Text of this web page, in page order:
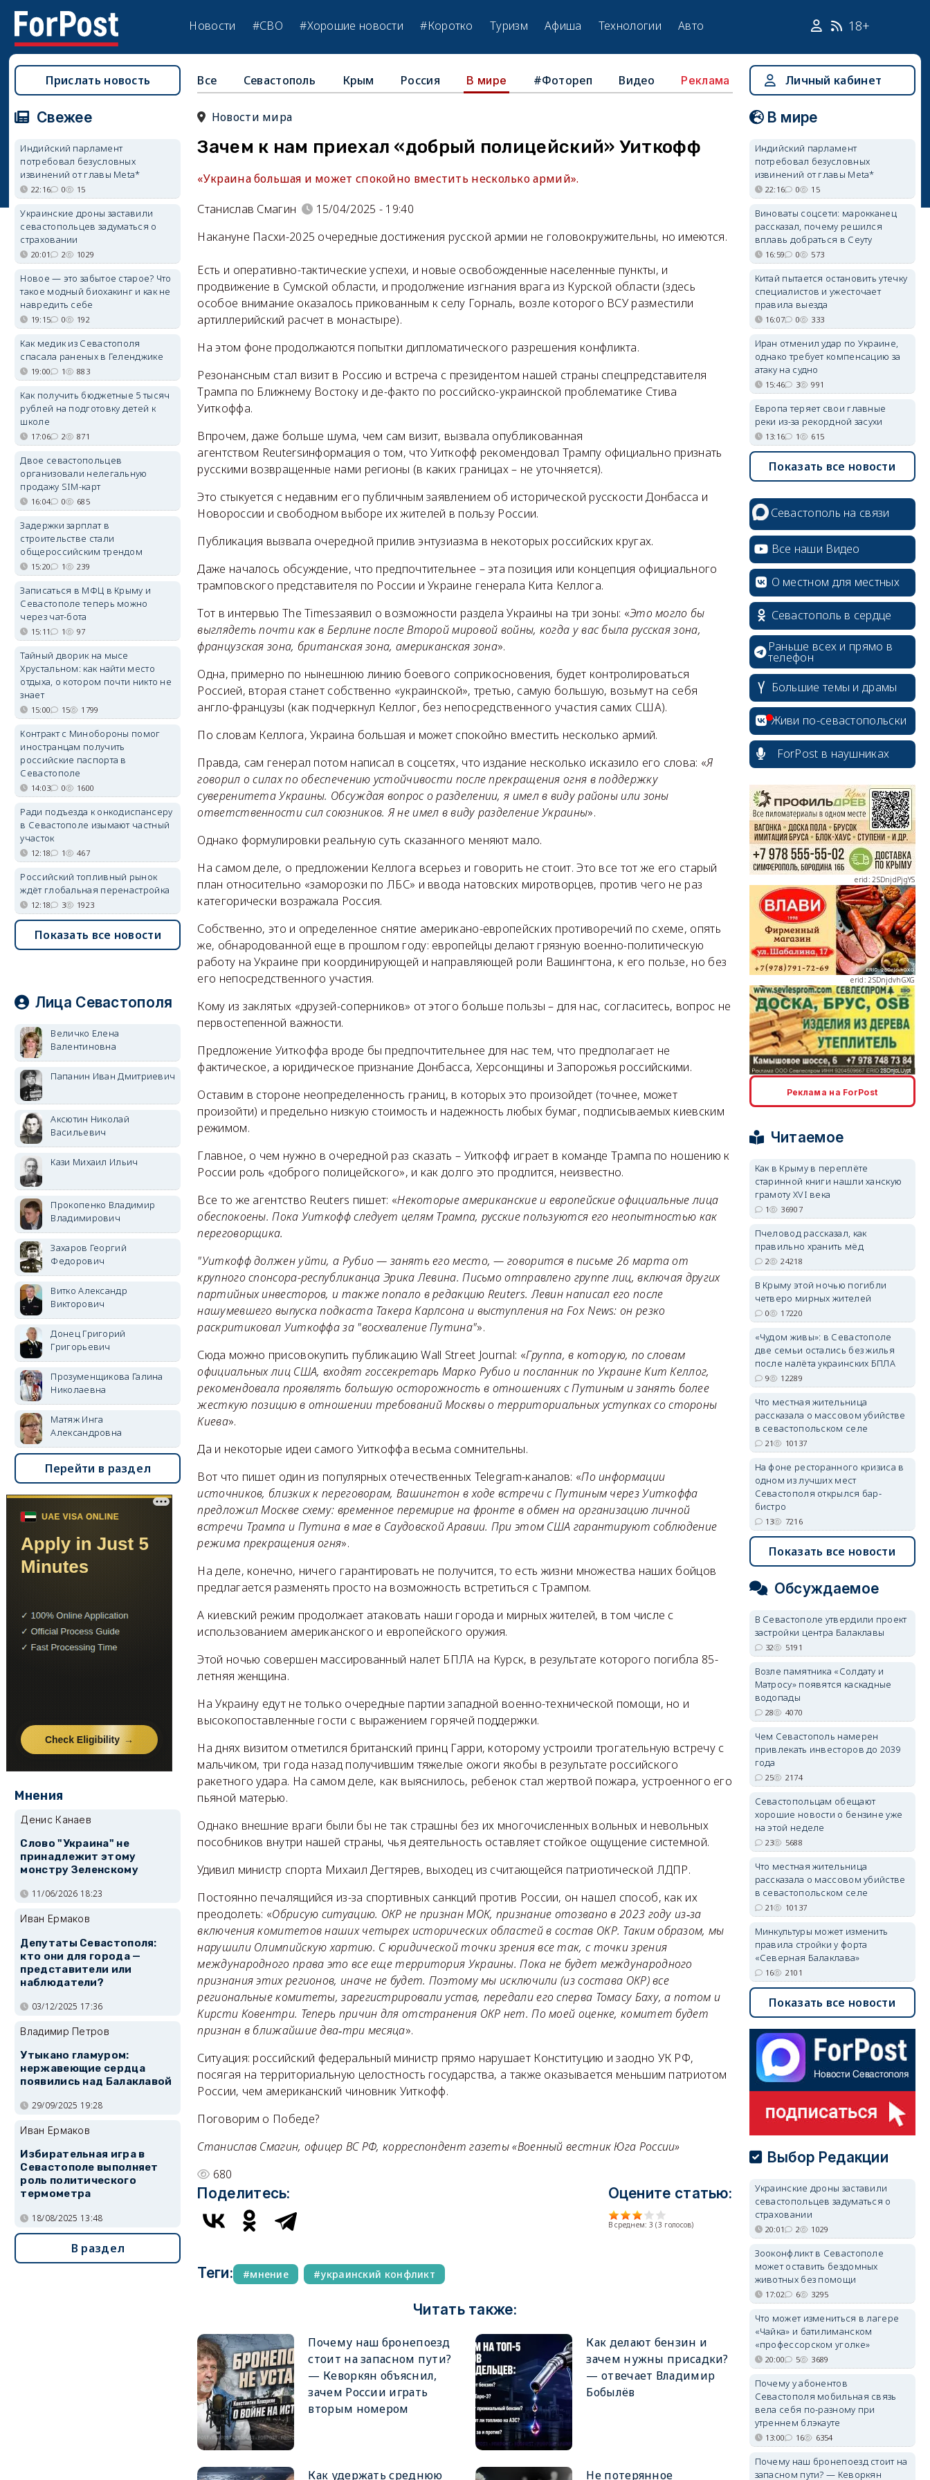
Новости #СВО #Хорошие новости #Коротко Туризм Афиша Технологии Авто 18+
Все Севастополь Крым Россия В мире #Фотореп Видео Реклама
Новости мира
Зачем к нам приехал «добрый полицейский» Уиткофф
«Украина большая и может спокойно вместить несколько армий».
Станислав Смагин
15/04/2025 - 19:40
Накануне Пасхи-2025 очередные достижения русской армии не головокружительны, но имеются.
Есть и оперативно-тактические успехи, и новые освобожденные населенные пункты, и
продвижение в Сумской области, и продолжение изгнания врага из Курской области (здесь
особое внимание оказалось прикованным к селу Горналь, возле которого ВСУ разместили
артиллерийский расчет в монастыре).
На этом фоне продолжаются попытки дипломатического разрешения конфликта.
Резонансным стал визит в Россию и встреча с президентом нашей страны спецпредставителя
Трампа по Ближнему Востоку и де-факто по российско-украинской проблематике Стива
Уиткоффа.
Впрочем, даже больше шума, чем сам визит, вызвала опубликованная
агентством Reutersинформация о том, что Уиткофф рекомендовал Трампу официально признать
русскими возвращенные нами регионы (в каких границах – не уточняется).
Это стыкуется с недавним его публичным заявлением об исторической русскости Донбасса и
Новороссии и свободном выборе их жителей в пользу России.
Публикация вызвала очередной прилив энтузиазма в некоторых российских кругах.
Даже началось обсуждение, что предпочтительнее – эта позиция или концепция официального
трамповского представителя по России и Украине генерала Кита Келлога.
Тот в интервью The Timesзаявил о возможности раздела Украины на три зоны: «Это могло бы
выглядеть почти как в Берлине после Второй мировой войны, когда у вас была русская зона,
французская зона, британская зона, американская зона».
Одна, примерно по нынешнюю линию боевого соприкосновения, будет контролироваться
Россией, вторая станет собственно «украинской», третью, самую большую, возьмут на себя
англо-французы (как подчеркнул Келлог, без непосредственного участия самих США).
По словам Келлога, Украина большая и может спокойно вместить несколько армий.
Правда, сам генерал потом написал в соцсетях, что издание несколько исказило его слова: «Я
говорил о силах по обеспечению устойчивости после прекращения огня в поддержку
суверенитета Украины. Обсуждая вопрос о разделении, я имел в виду районы или зоны
ответственности сил союзников. Я не имел в виду разделение Украины».
Однако формулировки реальную суть сказанного меняют мало.
На самом деле, о предложении Келлога всерьез и говорить не стоит. Это все тот же его старый
план относительно «заморозки по ЛБС» и ввода натовских миротворцев, против чего не раз
категорически возражала Россия.
Собственно, это и определенное снятие американо-европейских противоречий по схеме, опять
же, обнародованной еще в прошлом году: европейцы делают грязную военно-политическую
работу на Украине при координирующей и направляющей роли Вашингтона, к его пользе, но без
его непосредственного участия.
Кому из заклятых «друзей-соперников» от этого больше пользы – для нас, согласитесь, вопрос не
первостепенной важности.
Предложение Уиткоффа вроде бы предпочтительнее для нас тем, что предполагает не
фактическое, а юридическое признание Донбасса, Херсонщины и Запорожья российскими.
Оставим в стороне неопределенность границ, в которых это произойдет (точнее, может
произойти) и предельно низкую стоимость и надежность любых бумаг, подписываемых киевским
режимом.
Главное, о чем нужно в очередной раз сказать – Уиткофф играет в команде Трампа по ношению к
России роль «доброго полицейского», и как долго это продлится, неизвестно.
Все то же агентство Reuters пишет: «Некоторые американские и европейские официальные лица
обеспокоены. Пока Уиткофф следует целям Трампа, русские пользуются его неопытностью как
переговорщика.
"Уиткофф должен уйти, а Рубио — занять его место, — говорится в письме 26 марта от
крупного спонсора-республиканца Эрика Левина. Письмо отправлено группе лиц, включая других
партийных инвесторов, и также попало в редакцию Reuters. Левин написал его после
нашумевшего выпуска подкаста Такера Карлсона и выступления на Fox News: он резко
раскритиковал Уиткоффа за "восхваление Путина"».
Сюда можно присовокупить публикацию Wall Street Journal: «Группа, в которую, по словам
официальных лиц США, входят госсекретарь Марко Рубио и посланник по Украине Кит Келлог,
рекомендовала проявлять большую осторожность в отношениях с Путиным и занять более
жесткую позицию в отношении требований Москвы о территориальных уступках со стороны
Киева».
Да и некоторые идеи самого Уиткоффа весьма сомнительны.
Вот что пишет один из популярных отечественных Telegram-каналов: «По информации
источников, близких к переговорам, Вашингтон в ходе встречи с Путиным через Уиткоффа
предложил Москве схему: временное перемирие на фронте в обмен на организацию личной
встречи Трампа и Путина в мае в Саудовской Аравии. При этом США гарантируют соблюдение
режима прекращения огня».
На деле, конечно, ничего гарантировать не получится, то есть жизни множества наших бойцов
предлагается разменять просто на возможность встретиться с Трампом.
А киевский режим продолжает атаковать наши города и мирных жителей, в том числе с
использованием американского и европейского оружия.
Этой ночью совершен массированный налет БПЛА на Курск, в результате которого погибла 85-
летняя женщина.
На Украину едут не только очередные партии западной военно-технической помощи, но и
высокопоставленные гости с выражением горячей поддержки.
На днях визитом отметился британский принц Гарри, которому устроили трогательную встречу с
мальчиком, три года назад получившим тяжелые ожоги якобы в результате российского
ракетного удара. На самом деле, как выяснилось, ребенок стал жертвой пожара, устроенного его
пьяной матерью.
Однако внешние враги были бы не так страшны без их многочисленных вольных и невольных
пособников внутри нашей страны, чья деятельность оставляет стойкое ощущение системной.
Удивил министр спорта Михаил Дегтярев, выходец из считающейся патриотической ЛДПР.
Постоянно печалящийся из-за спортивных санкций против России, он нашел способ, как их
преодолеть: «Обрисую ситуацию. ОКР не признан МОК, признание отозвано в 2023 году из‑за
включения комитетов наших четырех исторических областей в состав ОКР. Таким образом, мы
нарушили Олимпийскую хартию. С юридической точки зрения все так, с точки зрения
международного права это все еще территория Украины. Пока не будет международного
признания этих регионов, иначе не будет. Поэтому мы исключили (из состава ОКР) все
региональные комитеты, зарегистрировали устав, передали его сперва Томасу Баху, а потом и
Кирсти Ковентри. Теперь причин для отстранения ОКР нет. По моей оценке, комитет будет
признан в ближайшие два‑три месяца».
Ситуация: российский федеральный министр прямо нарушает Конституцию и заодно УК РФ,
посягая на территориальную целостность государства, а также оказывается меньшим патриотом
России, чем американский чиновник Уиткофф.
Поговорим о Победе?
Станислав Смагин, офицер ВС РФ, корреспондент газеты «Военный вестник Юга России»
680
Поделитесь: Оцените статью:
В среднем: 3 (3 голосов)
Теги: мнение украинский конфликт
Читать также:
Почему наш бронепоезд
стоит на запасном пути?
— Кеворкян объяснил,
зачем России играть
вторым номером
Как делают бензин и
зачем нужны присадки?
— отвечает Владимир
Бобылёв
Как удержать среднюю Не потерянное
Прислать новость
Свежее
Индийский парламент
потребовал безусловных
извинений от главы Meta*
22:16 0 15
Украинские дроны заставили
севастопольцев задуматься о
страховании
20:01 2 1029
Новое — это забытое старое? Что
такое модный биохакинг и как не
навредить себе
19:15 0 192
Как медик из Севастополя
спасала раненых в Геленджике
19:00 1 883
Как получить бюджетные 5 тысяч
рублей на подготовку детей к
школе
17:06 2 871
Двое севастопольцев
организовали нелегальную
продажу SIM-карт
16:04 0 685
Задержки зарплат в
строительстве стали
общероссийским трендом
15:20 1 239
Записаться в МФЦ в Крыму и
Севастополе теперь можно
через чат-бота
15:11 1 97
Тайный дворик на мысе
Хрустальном: как найти место
отдыха, о котором почти никто не
знает
15:00 15 1799
Контракт с Минобороны помог
иностранцам получить
российские паспорта в
Севастополе
14:03 0 1600
Ради подъезда к онкодиспансеру
в Севастополе изымают частный
участок
12:18 1 467
Российский топливный рынок
ждёт глобальная перенастройка
12:18 3 1923
Показать все новости
Лица Севастополя
Величко Елена
Валентиновна
Папанин Иван Дмитриевич
Аксютин Николай
Васильевич
Кази Михаил Ильич
Прокопенко Владимир
Владимирович
Захаров Георгий
Федорович
Витко Александр
Викторович
Донец Григорий
Григорьевич
Прозуменщикова Галина
Николаевна
Матяж Инга
Александровна
Перейти в раздел
Мнения
Денис Канаев
Слово "Украина" не
принадлежит этому
монстру Зеленскому
11/06/2026 18:23
Иван Ермаков
Депутаты Севастополя:
кто они для города —
представители или
наблюдатели?
03/12/2025 17:36
Владимир Петров
Утыкано гламуром:
нержавеющие сердца
появились над Балаклавой
29/09/2025 19:28
Иван Ермаков
Избирательная игра в
Севастополе выполняет
роль политического
термометра
18/08/2025 13:48
В раздел
Личный кабинет
В мире
Индийский парламент
потребовал безусловных
извинений от главы Meta*
22:16 0 15
Виноваты соцсети: марокканец
рассказал, почему решился
вплавь добраться в Сеуту
16:59 0 573
Китай пытается остановить утечку
специалистов и ужесточает
правила выезда
16:07 0 333
Иран отменил удар по Украине,
однако требует компенсацию за
атаку на судно
15:46 3 991
Европа теряет свои главные
реки из-за рекордной засухи
13:16 1 615
Показать все новости
Севастополь на связи
Все наши Видео
О местном для местных
Севастополь в сердце
Раньше всех и прямо в
телефон
Большие темы и драмы
Живи по-севастопольски
ForPost в наушниках
erid: 2SDnjdPjgYS
erid: 2SDnjdvhGXG
erid: 2SDnjcLUypt
erid: 2SDnjcrDNw6
erid: 2SDnjdPjgYS
Реклама на ForPost
Читаемое
Как в Крыму в переплёте
старинной книги нашли ханскую
грамоту XVI века
1 36907
Пчеловод рассказал, как
правильно хранить мёд
2 24218
В Крыму этой ночью погибли
четверо мирных жителей
0 17220
«Чудом живы»: в Севастополе
две семьи остались без жилья
после налёта украинских БПЛА
9 12289
Что местная жительница
рассказала о массовом убийстве
в севастопольском селе
21 10137
На фоне ресторанного кризиса в
одном из лучших мест
Севастополя открылся бар-
бистро
13 7216
Показать все новости
Обсуждаемое
В Севастополе утвердили проект
застройки центра Балаклавы
32 5191
Возле памятника «Солдату и
Матросу» появятся каскадные
водопады
28 4070
Чем Севастополь намерен
привлекать инвесторов до 2039
года
25 2174
Севастопольцам обещают
хорошие новости о бензине уже
на этой неделе
23 5688
Что местная жительница
рассказала о массовом убийстве
в севастопольском селе
21 10137
Минкультуры может изменить
правила стройки у форта
«Северная Балаклава»
16 2101
Показать все новости
Выбор Редакции
Украинские дроны заставили
севастопольцев задуматься о
страховании
20:01 2 1029
Зооконфликт в Севастополе
может оставить бездомных
животных без помощи
17:02 6 3295
Что может измениться в лагере
«Чайка» и батилиманском
«профессорском уголке»
20:00 5 3689
Почему у абонентов
Севастополя мобильная связь
вела себя по-разному при
утреннем блэкауте
13:00 16 6354
Почему наш бронепоезд стоит на
запасном пути? — Кеворкян